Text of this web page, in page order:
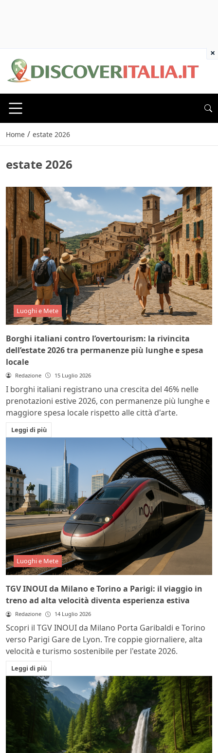
Home / estate 2026
estate 2026
Luoghi e Mete
Borghi italiani contro l’overtourism: la rivincita
dell’estate 2026 tra permanenze più lunghe e spesa
locale
Redazione 15 Luglio 2026
I borghi italiani registrano una crescita del 46% nelle
prenotazioni estive 2026, con permanenze più lunghe e
maggiore spesa locale rispetto alle città d'arte.
Leggi di più
Luoghi e Mete
TGV INOUI da Milano e Torino a Parigi: il viaggio in
treno ad alta velocità diventa esperienza estiva
Redazione 14 Luglio 2026
Scopri il TGV INOUI da Milano Porta Garibaldi e Torino
verso Parigi Gare de Lyon. Tre coppie giornaliere, alta
velocità e turismo sostenibile per l'estate 2026.
Leggi di più
×